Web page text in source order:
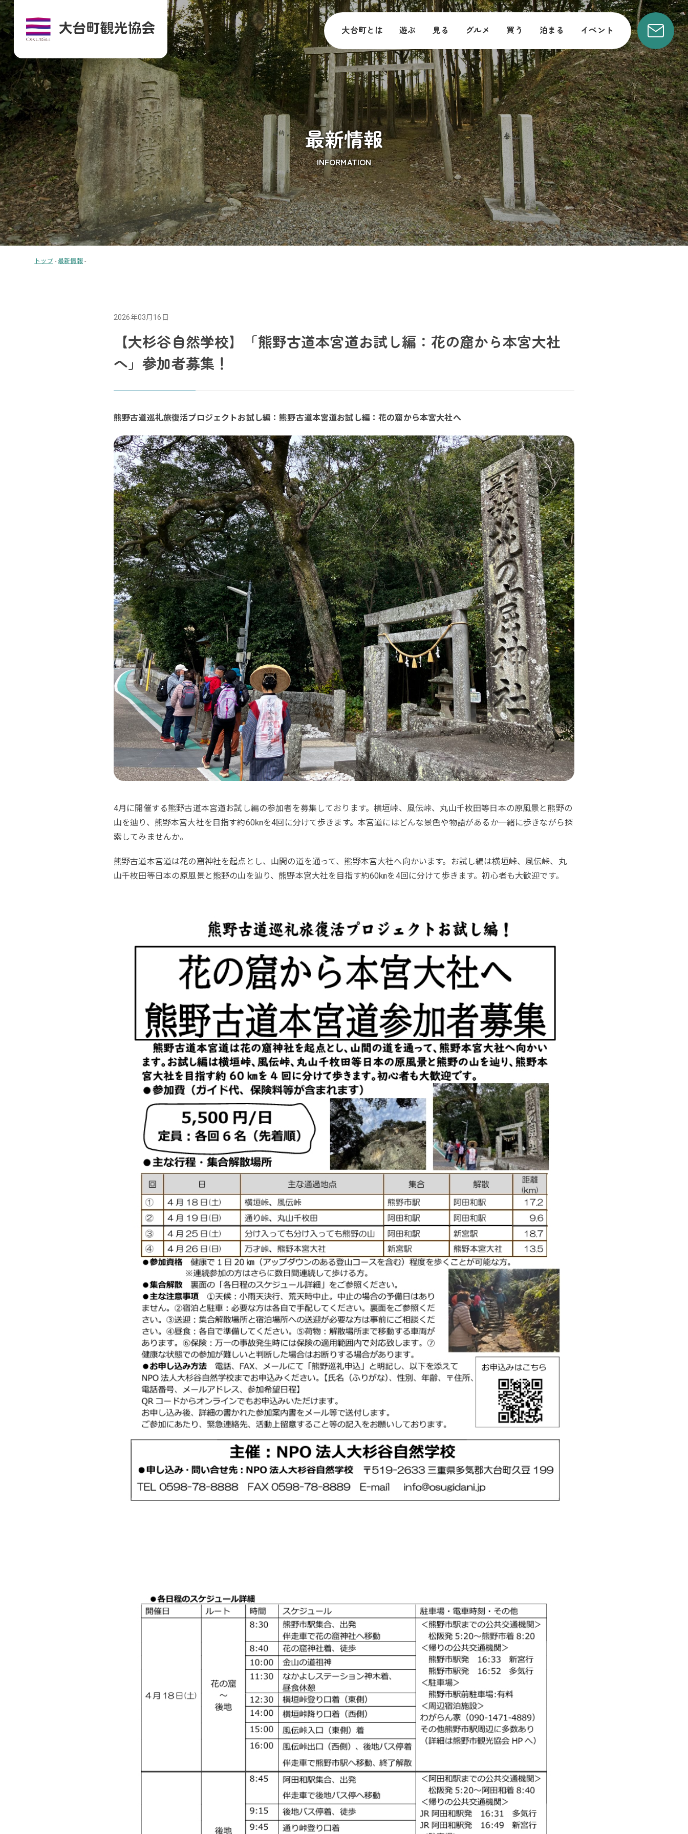
大台町とは 遊ぶ 見る グルメ 買う 泊まる イベント
最新情報
INFORMATION
トップ-最新情報-
2026年03月16日
【大杉谷自然学校】「熊野古道本宮道お試し編：花の窟から本宮大社
へ」参加者募集！
熊野古道巡礼旅復活プロジェクトお試し編：熊野古道本宮道お試し編：花の窟から本宮大社へ
4月に開催する熊野古道本宮道お試し編の参加者を募集しております。横垣峠、風伝峠、丸山千枚田等日本の原風景と熊野の
山を辿り、熊野本宮大社を目指す約60㎞を4回に分けて歩きます。本宮道にはどんな景色や物語があるか一緒に歩きながら探
索してみませんか。
熊野古道本宮道は花の窟神社を起点とし、山間の道を通って、熊野本宮大社へ向かいます。お試し編は横垣峠、風伝峠、丸
山千枚田等日本の原風景と熊野の山を辿り、熊野本宮大社を目指す約60㎞を4回に分けて歩きます。初心者も大歓迎です。